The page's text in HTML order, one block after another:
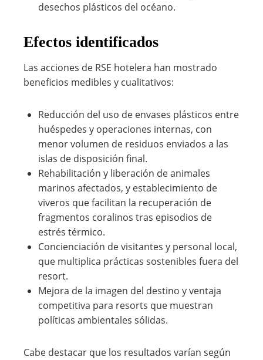
desechos plásticos del océano.
Efectos identificados
Las acciones de RSE hotelera han mostrado
beneficios medibles y cualitativos:
Reducción del uso de envases plásticos entre
huéspedes y operaciones internas, con
menor volumen de residuos enviados a las
islas de disposición final.
Rehabilitación y liberación de animales
marinos afectados, y establecimiento de
viveros que facilitan la recuperación de
fragmentos coralinos tras episodios de
estrés térmico.
Concienciación de visitantes y personal local,
que multiplica prácticas sostenibles fuera del
resort.
Mejora de la imagen del destino y ventaja
competitiva para resorts que muestran
políticas ambientales sólidas.
Cabe destacar que los resultados varían según